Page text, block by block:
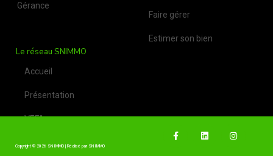
Gérance
Faire gérer
Estimer son bien
Le réseau SNIMMO
Accueil
Présentation
VEFA
Copyright © 2026 SN IMMO | Réalisé par SN IMMO